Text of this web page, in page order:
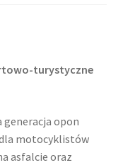
turystyczne
opon
motocyklistów
asfalcie oraz